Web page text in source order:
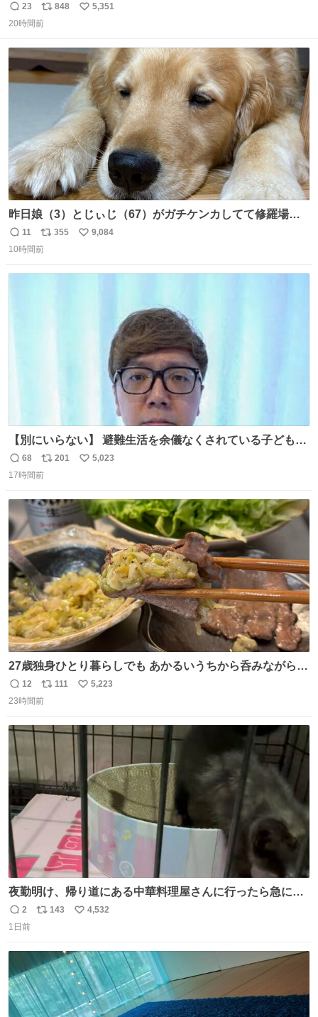
返
信
23
リ
ポ
ト
数
848
い
5,351
20時間前
昨日娘（3）とじぃじ（67）がガチケンカしてて修羅場だ
ったんだけど、ふぉるては可能な限り平たくなってまし
た。犬が1番空気読める。
返
信
11
リ
ポ
355
い
9,084
10時間前
【別にいらない】 避難生活を余儀なくされている子どもた
ちのためにヒカキンボックス1000個を寄付させていただき
ました
返
信
68
リ
ポ
ト
数
201
い
5,023
17時間前
27歳独身ひとり暮らしでも あかるいうちから呑みながらキ
返
信
12
リ
ポ
ト
111
い
数
5,223
23時間前
夜勤明け、帰り道にある中華料理屋さんに行ったら急に
「トイレニネコチャンイルヨ！ドウブツスキデショ！」と
言われ(好きだけどさ……)とトイレ行ったらまじで可愛い
ね〜〜〜！
返
信
2
リ
ト
数
143
い
数
4,532
1日前